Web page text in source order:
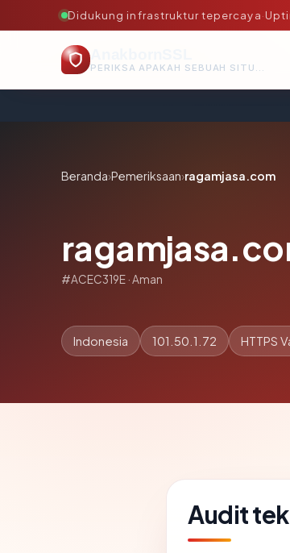
Didukung infrastruktur tepercaya·
PERIKSA APAKAH SEBUAH SITUS AMAN, TEPERCAYA, DAN TERVERIFIKASI DALAM HITUNGAN DETIK.
Beranda›Pemeriksaan›ragamjasa.com
#ACEC319E · Aman
Indonesia 101.50.1.72 HTTPS
Audit